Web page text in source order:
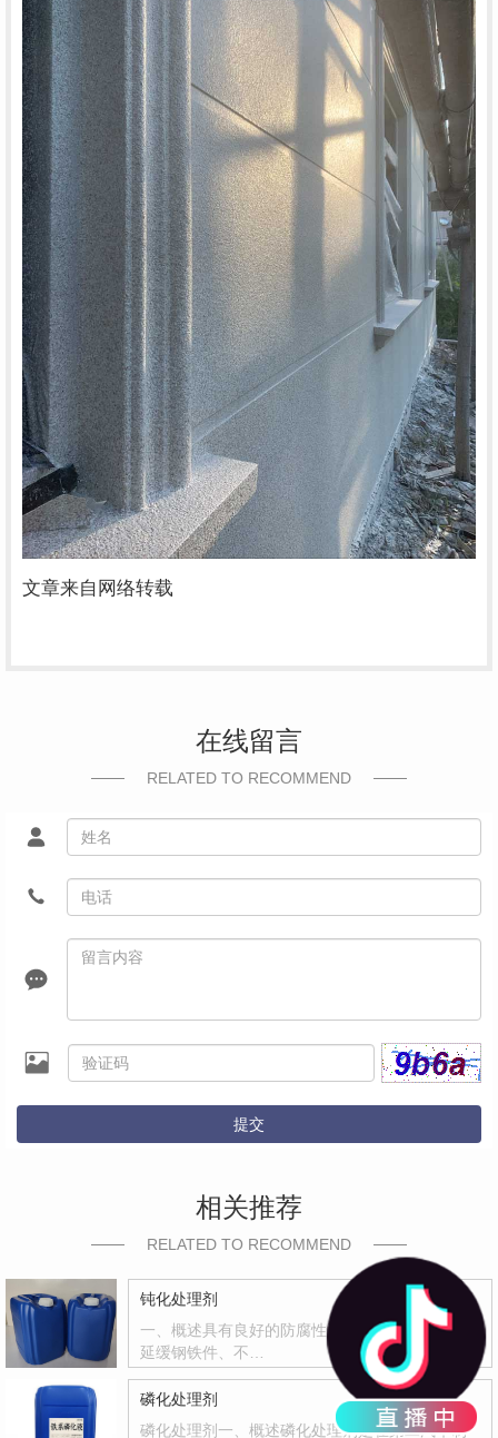
文章来自网络转载
在线留言
RELATED TO RECOMMEND
提交
相关推荐
RELATED TO RECOMMEND
钝化处理剂
一、概述具有良好的防腐性和封闭能力，有效地
延缓钢铁件、不…
磷化处理剂
磷化处理剂一、概述磷化处理剂是在第二汽车制